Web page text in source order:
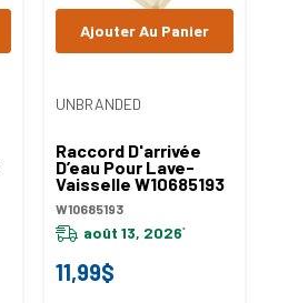
UNBRANDED
Raccord D'arrivée
D’eau Pour Lave-
Vaisselle W10685193
W10685193
août 13, 2026*
11,99$
Ajouter Au Panier